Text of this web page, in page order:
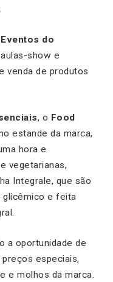
do
show e
venda de produtos
, o Food
estande da marca,
hora e
vegetarianas,
Integrale, que são
e feita
a oportunidade de
especiais,
e molhos da marca.